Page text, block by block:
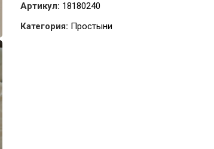
Артикул: 18180240
Категория: Простыни